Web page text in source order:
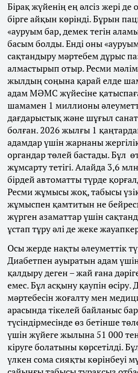
Бірақ жүйенің ең әлсіз жері
бірге айқын көрінді. Бұрын
«ауруым бар, демек тегін
басым болды. Енді оны
сақтандыру мәртебем дұрыс
алмастырып отыр. Ресми
жылдың соңына қарай елде
адам МӘМС жүйесіне
шамамен 1 миллионы
дағдарыстық және шұғыл
болған. 2026 жылғы 1
адамдар үшін жарнаны
органдар төлей бастады. Бұл
жұмсарту тетігі. Алайда 3,6
бірдей автоматты түрде
Ресми жұмысы жоқ, табысы
жұмыспен қамтитын не
жүрген азаматтар үшін
ұстап тұру әлі де жеке
Осы жерде нақты әлеуметтік
Диабетпен ауыратын адам
қалдыру деген – жай ғана
емес. Бұл асқыну қаупін
мәртебесін жоғалту мен
арасында тікелей байланыс
түсіндірмесінде өз бетінше
үшін жүйеге жылына 51 000
кіруге болатыны көрсетілді.
үлкен сома сияқты көрінбеуі